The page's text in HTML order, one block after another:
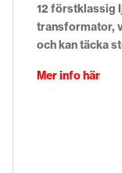
12 förstklassig
transformator,
och kan täcka
Mer info här